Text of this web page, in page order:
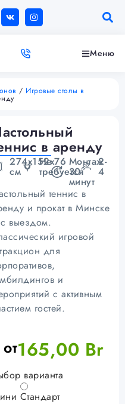
Меню
/ Игровые столы в
в аренду
274х152х76
см
Не
требуется
Монтаж
30
минут
2-
4
теннис в
и прокат в Минске
выездом.
игровой
для
и
с активным
гостей.
от165,00 Br
варианта
Стандарт